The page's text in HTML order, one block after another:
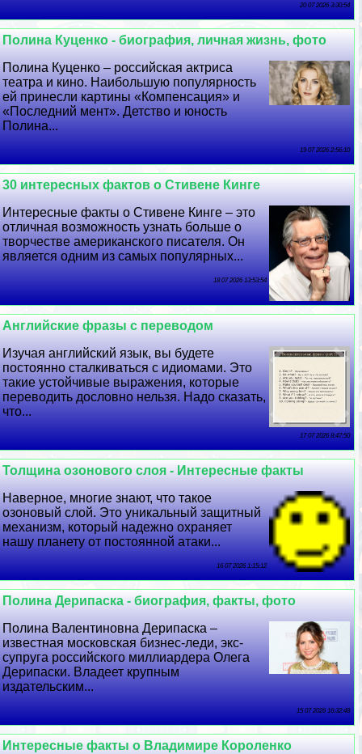
20 07 2026 3:30:54
Полина Куценко - биография, личная жизнь, фото
Полина Куценко – российская актриса
театра и кино. Наибольшую популярность
ей принесли картины «Компенсация» и
«Последний мент». Детство и юность
Полина...
19 07 2026 2:56:10
30 интересных фактов о Стивене Кинге
Интересные факты о Стивене Кинге – это
отличная возможность узнать больше о
творчестве американского писателя. Он
является одним из самых популярных...
18 07 2026 13:53:54
Английские фразы с переводом
Изучая английский язык, вы будете
постоянно сталкиваться с идиомами. Это
такие устойчивые выражения, которые
переводить дословно нельзя. Надо сказать,
что...
17 07 2026 8:47:50
Толщина озонового слоя - Интересные факты
Наверное, многие знают, что такое
озоновый слой. Это уникальный защитный
механизм, который надежно охраняет
нашу планету от постоянной атаки...
16 07 2026 1:15:12
Полина Дерипаска - биография, факты, фото
Полина Валентиновна Дерипаска –
известная московская бизнес-леди, экс-
супруга российского миллиардера Олега
Дерипаски. Владеет крупным
издательским...
15 07 2026 16:32:48
Интересные факты о Владимире Короленко